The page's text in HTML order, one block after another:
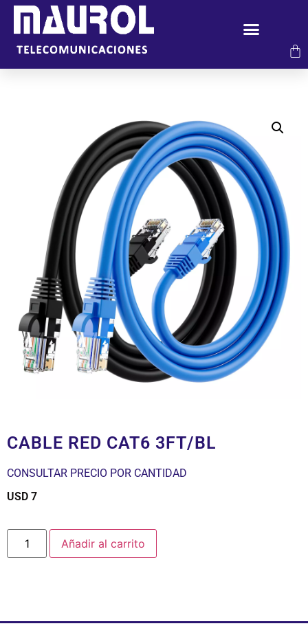
CABLE RED CAT6 3FT/BL
CONSULTAR PRECIO POR CANTIDAD
USD 7
Añadir al carrito